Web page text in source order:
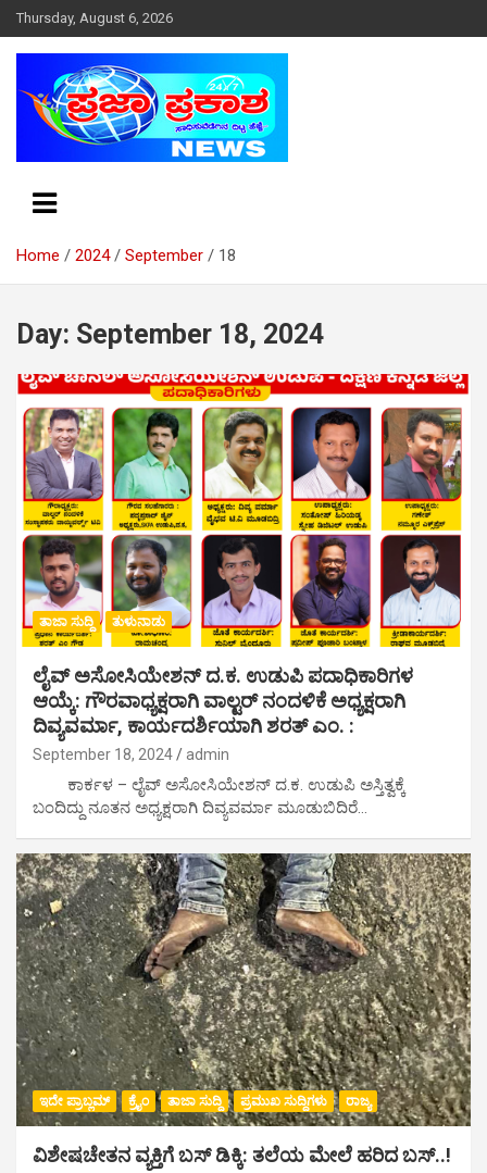
k
t
Thursday, August 6, 2026
Home 2024 September 18
Day: September 18, 2024
ತಾಜಾ ಸುದ್ದಿ ತುಳುನಾಡು
ಲೈವ್‌ ಅಸೋಸಿಯೇಶನ್‌ ದ.ಕ. ಉಡುಪಿ ಪದಾಧಿಕಾರಿಗಳ
ಆಯ್ಕೆ: ಗೌರವಾಧ್ಯಕ್ಷರಾಗಿ ವಾಲ್ಟರ್ ನಂದಳಿಕೆ ಅಧ್ಯಕ್ಷರಾಗಿ
ದಿವ್ಯವರ್ಮಾ, ಕಾರ್ಯದರ್ಶಿಯಾಗಿ ಶರತ್‌ ಎಂ. :
September 18, 2024 admin
ಕಾರ್ಕಳ – ಲೈವ್‌ ಅಸೋಸಿಯೇಶನ್‌ ದ.ಕ. ಉಡುಪಿ ಅಸ್ತಿತ್ವಕ್ಕೆ
ಬಂದಿದ್ದು ನೂತನ ಅಧ್ಯಕ್ಷರಾಗಿ ದಿವ್ಯವರ್ಮಾ ಮೂಡುಬಿದಿರೆ…
ಇದೇ ಪ್ರಾಬ್ಲಮ್ ಕ್ರೈಂ ತಾಜಾ ಸುದ್ದಿ ಪ್ರಮುಖ ಸುದ್ದಿಗಳು ರಾಜ್ಯ
ವಿಶೇಷಚೇತನ ವ್ಯಕ್ತಿಗೆ ಬಸ್ ಡಿಕ್ಕಿ: ತಲೆಯ ಮೇಲೆ ಹರಿದ ಬಸ್..!